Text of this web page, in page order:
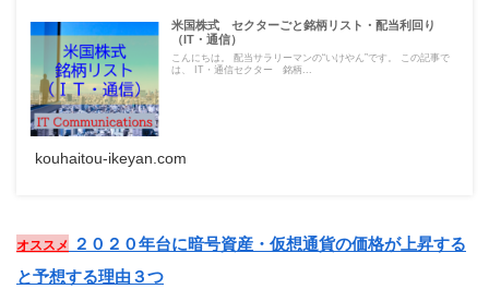
米国株式 セクターごと銘柄リスト・配当利回り
（IT・通信）
こんにちは。 配当サラリーマンの“いけやん”です。 この記事で
は、 IT・通信セクター 銘柄...
kouhaitou-ikeyan.com
オススメ
２０２０年台に暗号資産・仮想通貨の価格が上昇する
と予想する理由３つ